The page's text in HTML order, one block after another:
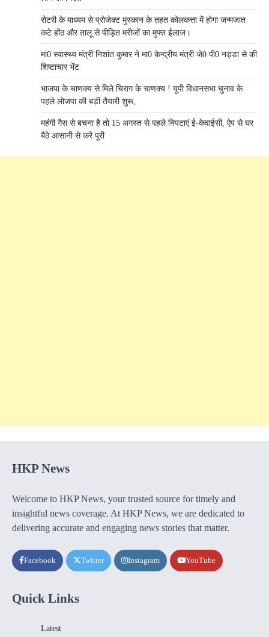
रोटरी के माध्यम से प्रोजेक्ट मुस्कान के तहत कोलकत्ता में होगा जन्मजात
कटे होंठ और तालू से पीड़ित मरीजों का मुफ्त ईलाज।
मा0 स्वास्थ्य मंत्री निशांत कुमार ने मा0 केन्द्रीय मंत्री जे0 पी0 नड्डा से की
शिष्टाचार भेंट
भाजपा के चाणक्य से मिले चिराग के चाणक्य ! यूपी विधानसभा चुनाव के
पहले लोजपा की बड़ी तैयारी शुरू,
महंगी गैस से बचना है तो 15 अगस्त से पहले निपटाएं ई-केवाईसी, ऐप से घर
बैठे आसानी से करें पूरी
HKP News
Welcome to HKP News, your trusted source for timely and
insightful news coverage. At HKP News, we are dedicated to
delivering accurate and engaging news stories that matter.
Facebook Twitter Instagram YouTube
Quick Links
Latest